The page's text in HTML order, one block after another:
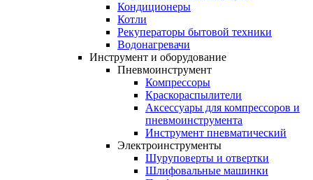
Кондиционеры
Котли
Рекуператоры бытовой техники
Водонагревачи
Инструмент и оборудование
Пневмоинструмент
Компрессоры
Краскораспылители
Аксессуары для компрессоров и
пневмоинструмента
Инструмент пневматический
Электроинструменты
Шуруповерты и отвертки
Шлифовальные машинки